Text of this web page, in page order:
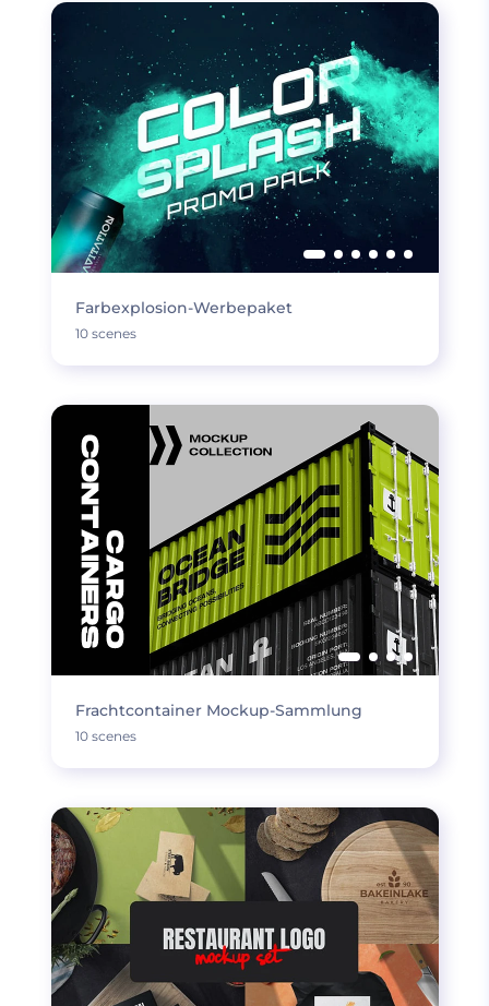
Farbexplosion-Werbepaket
10 scenes
Frachtcontainer Mockup-Sammlung
10 scenes